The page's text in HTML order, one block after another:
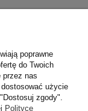
poprawne
do Twoich
przez nas
użycie
zgody".
Polityce